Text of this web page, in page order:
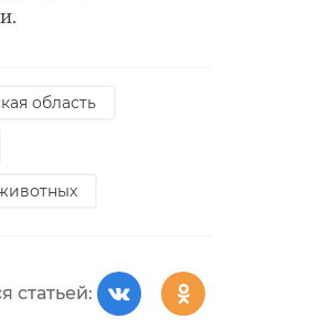
область
статьей: